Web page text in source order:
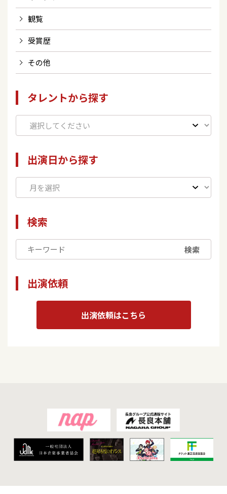
観覧
受賞歴
その他
タレントから探す
出演日から探す
検索
検索
出演依頼
出演依頼はこちら